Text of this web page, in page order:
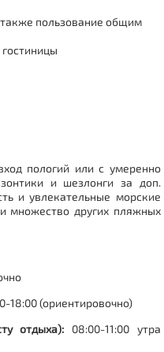
пользование общим
пологий или с умеренно
и шезлонги за доп.
и увлекательные морские
множество других пляжных
18:00 (ориентировочно)
отдыха): 08:00-11:00 утра